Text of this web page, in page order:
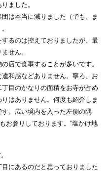
ました。
は本当に減りました（でも、ま
るのは控えておりましたが、最
せん。
店で食事することが多いです。
和感などありません。寧ろ、お
目のかなりの面積をお寺が占め
はありません。何度も紹介しま
。広い境内を入った左側の隅
お参りしております。“塩かけ地
にあるのだと思っておりました